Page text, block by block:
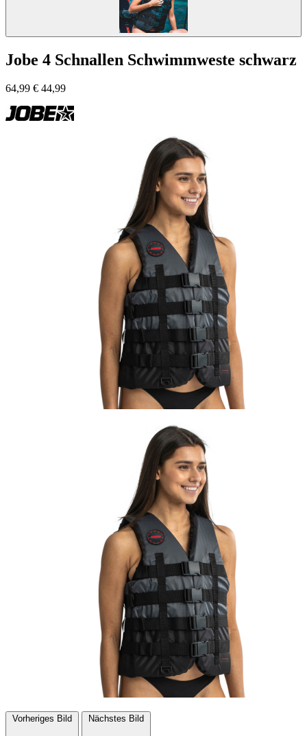
Jobe 4 Schnallen Schwimmweste schwarz
64,99 € 44,99
Vorheriges Bild Nächstes Bild